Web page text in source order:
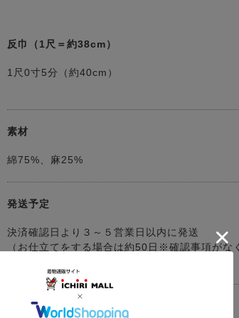
反巾（1尺＝約38cm）
1尺0寸5分（約40cm）
素材
綿75%、麻25%
発送予定
決済確認日より３～５営業日以内に発送
（お仕立てをする場合は約50日※確認事項がな